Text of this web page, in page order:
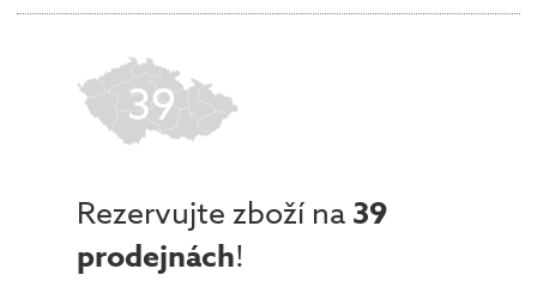
39
Rezervujte zboží na 39
prodejnách!